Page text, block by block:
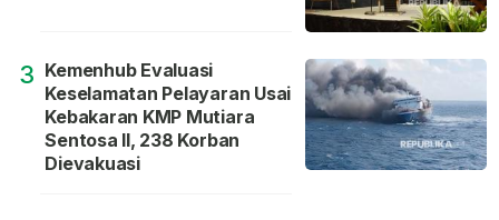
3 Kemenhub Evaluasi
Keselamatan Pelayaran Usai
Kebakaran KMP Mutiara
Sentosa II, 238 Korban
Dievakuasi